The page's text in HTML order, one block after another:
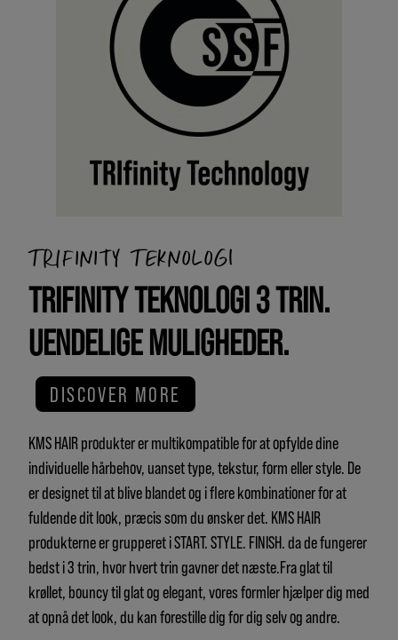
TRIFINITY TEKNOLOGI
TRIFINITY TEKNOLOGI 3 TRIN.
UENDELIGE MULIGHEDER.
DISCOVER MORE
KMS HAIR produkter er multikompatible for at opfylde dine
individuelle hårbehov, uanset type, tekstur, form eller style. De
er designet til at blive blandet og i flere kombinationer for at
fuldende dit look, præcis som du ønsker det. KMS HAIR
produkterne er grupperet i START. STYLE. FINISH. da de fungerer
bedst i 3 trin, hvor hvert trin gavner det næste.Fra glat til
krøllet, bouncy til glat og elegant, vores formler hjælper dig med
at opnå det look, du kan forestille dig for dig selv og andre.